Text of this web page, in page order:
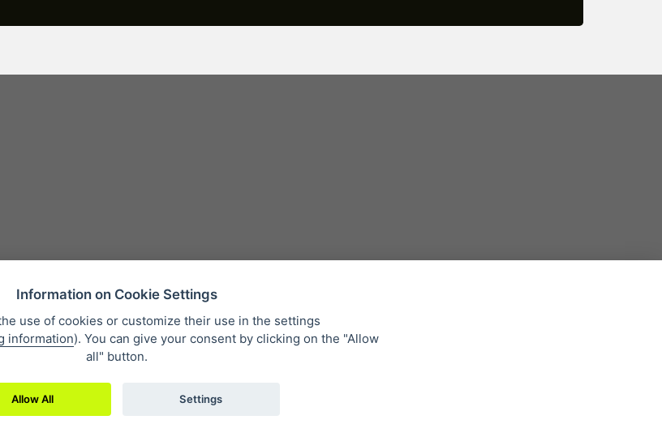
Leggi notizie »
Protezione dei dati personali
Information on Cookie Settings
use of cookies or customize their use in the settings
information). You can give your consent by clicking on the "Allow
all" button.
Allow All Settings